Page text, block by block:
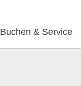
Buchen & Service